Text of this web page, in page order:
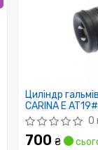
Циліндр
CARINA E
0
700₴